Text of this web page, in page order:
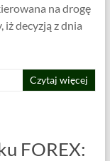
na drogę
decyzją z dnia
Czytaj więcej
FOREX: